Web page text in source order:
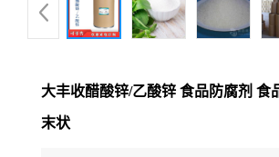
大丰收醋酸锌/乙酸锌 食品防腐剂 食
末状